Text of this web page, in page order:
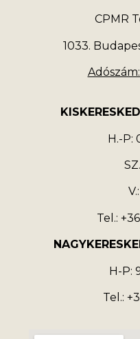
CPMR
1033.
H.-P:
Tel.:
H-P:
Tel.: